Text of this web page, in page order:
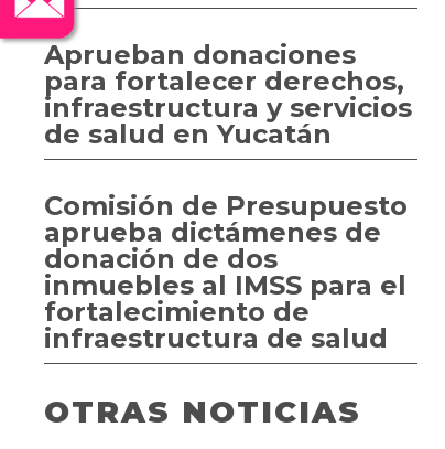
Aprueban donaciones
para fortalecer derechos,
infraestructura y servicios
de salud en Yucatán
Comisión de Presupuesto
aprueba dictámenes de
donación de dos
inmuebles al IMSS para el
fortalecimiento de
infraestructura de salud
OTRAS NOTICIAS